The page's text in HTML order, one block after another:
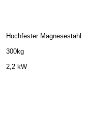
Hochfester Magnesestahl
300kg
2,2 kW